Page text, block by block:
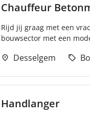
Chauffeur
Rijd jij graag met een
bouwsector met een
Desselgem
Handlanger